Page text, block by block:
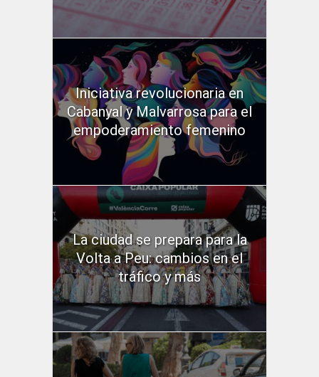
Iniciativa revolucionaria en
Cabanyal y Malvarrosa para el
empoderamiento femenino
La ciudad se prepara para la
Volta a Peu: cambios en el
tráfico y más